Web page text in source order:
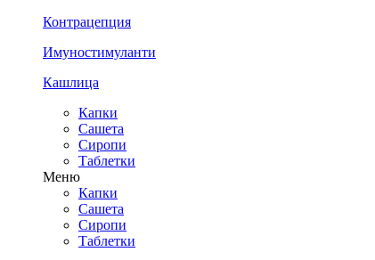
Контрацепция
Имуностимуланти
Кашлица
Капки
Сашета
Сиропи
Таблетки
Меню
Капки
Сашета
Сиропи
Таблетки